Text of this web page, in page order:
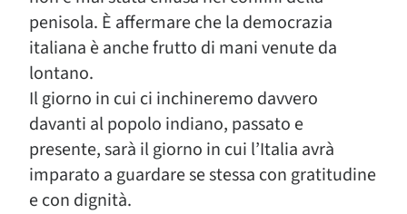
penisola. È affermare che la democrazia
italiana è anche frutto di mani venute da
lontano.
Il giorno in cui ci inchineremo davvero
davanti al popolo indiano, passato e
presente, sarà il giorno in cui l’Italia avrà
imparato a guardare se stessa con gratitudine
e con dignità.